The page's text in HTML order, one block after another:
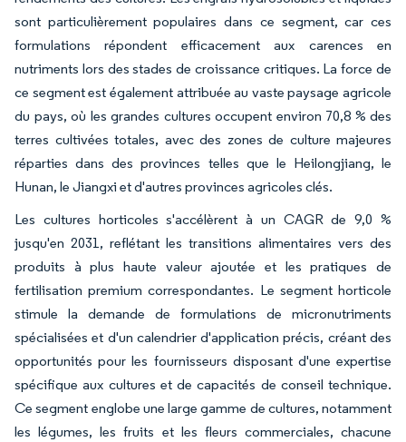
sont particulièrement populaires dans ce segment, car ces
formulations répondent efficacement aux carences en
nutriments lors des stades de croissance critiques. La force de
ce segment est également attribuée au vaste paysage agricole
du pays, où les grandes cultures occupent environ 70,8 % des
terres cultivées totales, avec des zones de culture majeures
réparties dans des provinces telles que le Heilongjiang, le
Hunan, le Jiangxi et d'autres provinces agricoles clés.
Les cultures horticoles s'accélèrent à un CAGR de 9,0 %
jusqu'en 2031, reflétant les transitions alimentaires vers des
produits à plus haute valeur ajoutée et les pratiques de
fertilisation premium correspondantes. Le segment horticole
stimule la demande de formulations de micronutriments
spécialisées et d'un calendrier d'application précis, créant des
opportunités pour les fournisseurs disposant d'une expertise
spécifique aux cultures et de capacités de conseil technique.
Ce segment englobe une large gamme de cultures, notamment
les légumes, les fruits et les fleurs commerciales, chacune